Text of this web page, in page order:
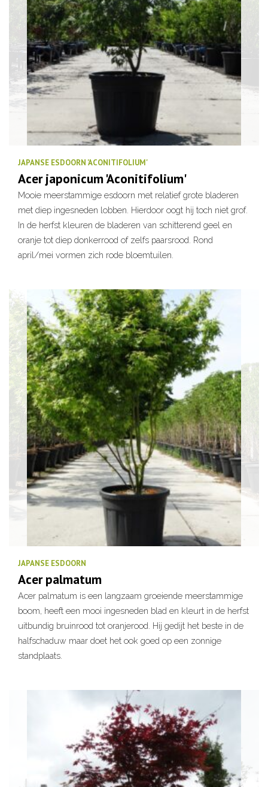
JAPANSE ESDOORN 'ACONITIFOLIUM'
Acer japonicum 'Aconitifolium'
Mooie meerstammige esdoorn met relatief grote bladeren
met diep ingesneden lobben. Hierdoor oogt hij toch niet grof.
In de herfst kleuren de bladeren van schitterend geel en
oranje tot diep donkerrood of zelfs paarsrood. Rond
april/mei vormen zich rode bloemtuilen.
JAPANSE ESDOORN
Acer palmatum
Acer palmatum is een langzaam groeiende meerstammige
boom, heeft een mooi ingesneden blad en kleurt in de herfst
uitbundig bruinrood tot oranjerood. Hij gedijt het beste in de
halfschaduw maar doet het ook goed op een zonnige
standplaats.